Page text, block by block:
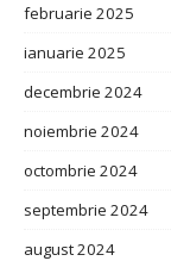
februarie 2025
ianuarie 2025
decembrie 2024
noiembrie 2024
octombrie 2024
septembrie 2024
august 2024